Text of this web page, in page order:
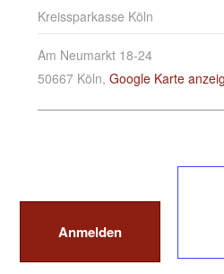
Kreissparkasse Köln
Am Neumarkt 18-24
50667 Köln, Google Karte
Anmelden